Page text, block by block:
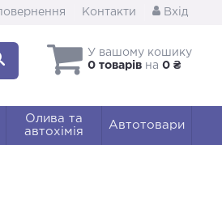
Контакти Вхід
У вашому кошику
0 товарів на 0 ₴
Олива та
автохімія
Автотовари